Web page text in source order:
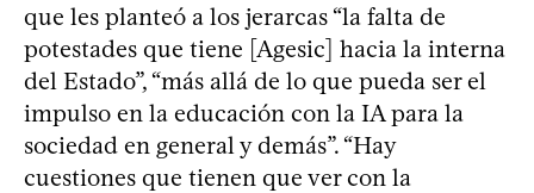
que les planteó a los jerarcas “la falta de
potestades que tiene [Agesic] hacia la interna
del Estado”, “más allá de lo que pueda ser el
impulso en la educación con la IA para la
sociedad en general y demás”. “Hay
cuestiones que tienen que ver con la